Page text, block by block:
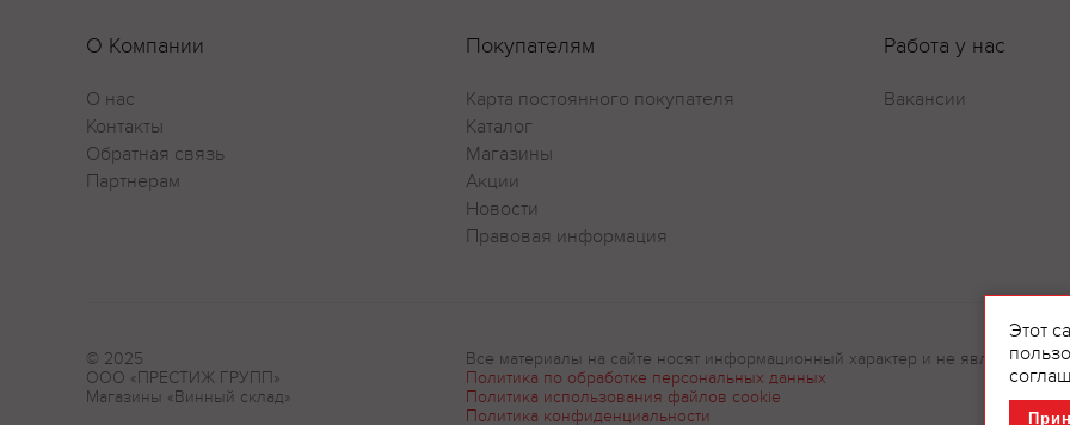
О Компании
О нас
Контакты
Обратная связь
Партнерам
Покупателям
Карта постоянного покупателя
Каталог
Магазины
Акции
Новости
Правовая информация
Работа у нас
Вакансии
© 2025
ООО «ПРЕСТИЖ ГРУПП»
Магазины «Винный склад»
Все материалы на сайте носят информационный характер и не являются
Политика по обработке персональных данных
Политика использования файлов cookie
Политика конфиденциальности
Этот